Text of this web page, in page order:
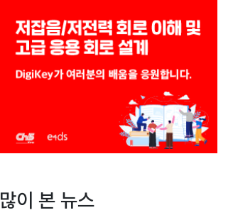
많이 본 뉴스